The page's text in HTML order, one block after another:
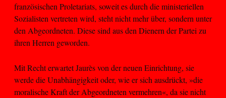
französischen Proletariats, soweit es durch die ministeriellen
Sozialisten vertreten wird, steht nicht mehr über, sondern unter
den Abgeordneten. Diese sind aus den Dienern der Partei zu
ihren Herren geworden.
Mit Recht erwartet Jaurès von der neuen Einrichtung, sie
werde die Unabhängigkeit oder, wie er sich ausdrückt, »die
moralische Kraft der Abgeordneten vermehren«, da sie nicht